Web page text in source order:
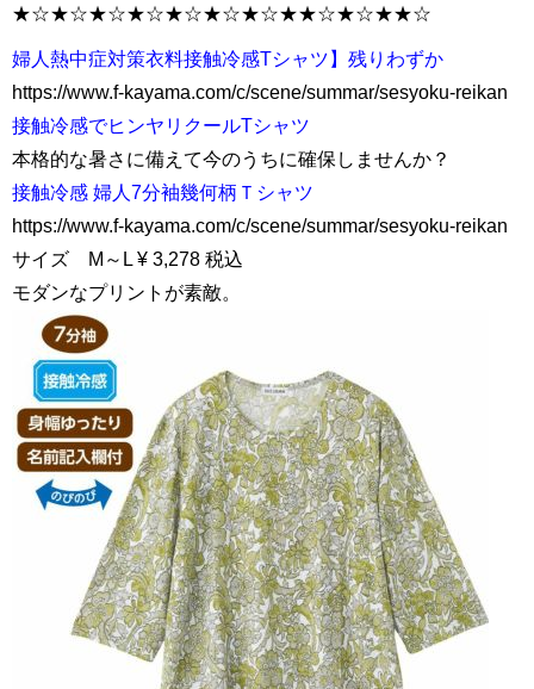
★☆★☆★☆★☆★☆★☆★☆★★☆★☆★★☆
婦人熱中症対策衣料接触冷感Tシャツ】残りわずか
https://www.f-kayama.com/c/scene/summar/sesyoku-reikan
接触冷感でヒンヤリクールTシャツ
本格的な暑さに備えて今のうちに確保しませんか？
接触冷感 婦人7分袖幾何柄Ｔシャツ
https://www.f-kayama.com/c/scene/summar/sesyoku-reikan
サイズ M～L ¥ 3,278 税込
モダンなプリントが素敵。